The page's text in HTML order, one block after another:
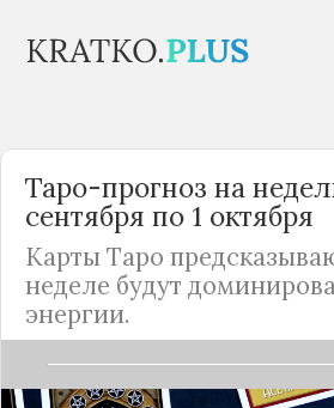
Таро-прогноз на
сентября по 1 октября
Карты Таро
неделе будут
энергии.